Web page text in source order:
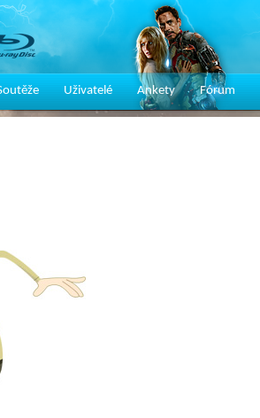
Uživatelé Ankety Fórum